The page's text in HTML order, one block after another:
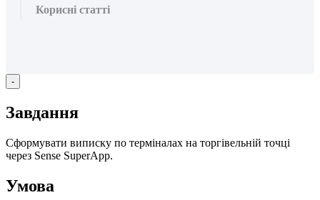
Корисні статті
-
Завдання
Сформувати виписку по терміналах на торгівельній точці
через Sense SuperApp.
Умова